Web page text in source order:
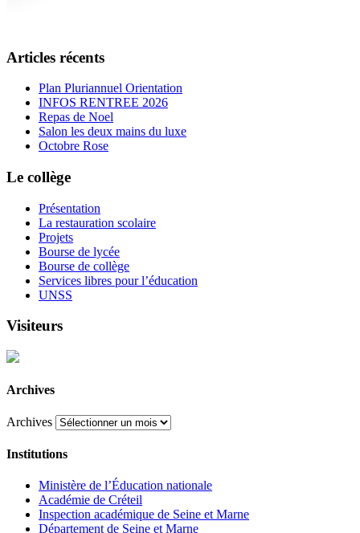
Articles récents
Plan Pluriannuel Orientation
INFOS RENTREE 2026
Repas de Noel
Salon les deux mains du luxe
Octobre Rose
Le collège
Présentation
La restauration scolaire
Projets
Bourse de lycée
Bourse de collège
Services libres pour l’éducation
UNSS
Visiteurs
Archives
Archives
Institutions
Ministère de l’Éducation nationale
Académie de Créteil
Inspection académique de Seine et Marne
Département de Seine et Marne